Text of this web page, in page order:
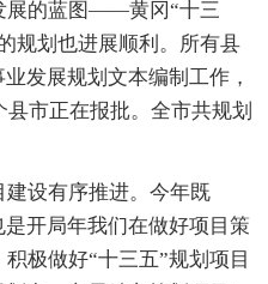
展的蓝图——黄冈“十三
规划也进展顺利。所有县
发展规划文本编制工作，
市正在报批。全市共规划
设有序推进。今年既
开局年我们在做好项目策
极做好“十三五”规划项目